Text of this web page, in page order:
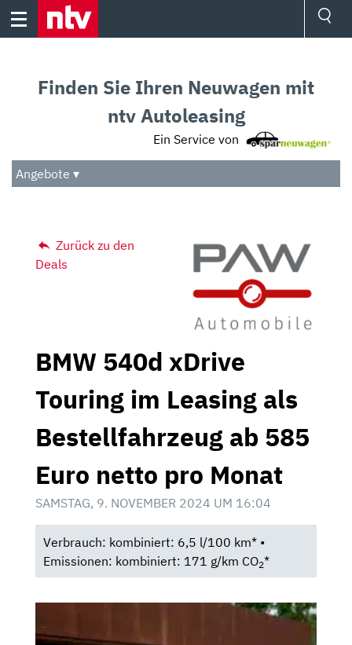
Skip
Audio
Das Beste
Finden Sie Ihren Neuwagen mit
ntv Autoleasing
Ein Service von
Angebote ▾
Zurück zu den
Deals
BMW 540d xDrive
Touring im Leasing als
Bestellfahrzeug ab 585
Euro netto pro Monat
SAMSTAG, 9. NOVEMBER 2024 UM 16:04
Verbrauch: kombiniert: 6,5 l/100 km* •
Emissionen: kombiniert: 171 g/km CO2*